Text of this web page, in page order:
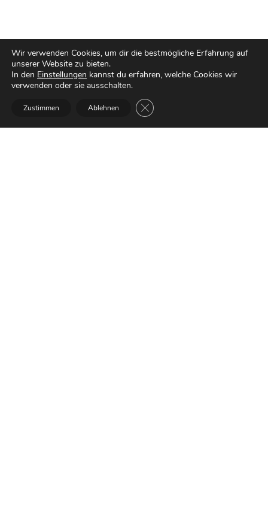
Du hast eine Frage, willst Lob
loswerden oder möchtest mit mir
Wir verwenden Cookies, um dir die bestmögliche Erfahrung auf
unserer Website zu bieten.
In den Einstellungen kannst du erfahren, welche Cookies wir
verwenden oder sie ausschalten.
Zustimmen Ablehnen GDPR Cookie-Banner schließen